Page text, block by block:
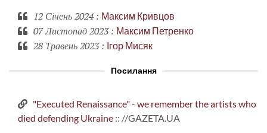
12 Січень 2024: Максим Кривцов
07 Листопад 2023: Максим Петренко
28 Травень 2023: Ігор Мисяк
Посилання
"Executed Renaissance" - we remember the artists who
died defending Ukraine :: //GAZETA.UA